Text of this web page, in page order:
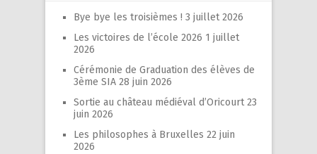
Bye bye les troisièmes ! 3 juillet 2026
Les victoires de l’école 2026 1 juillet
2026
Cérémonie de Graduation des élèves de
3ème SIA 28 juin 2026
Sortie au château médiéval d’Oricourt 23
juin 2026
Les philosophes à Bruxelles 22 juin
2026